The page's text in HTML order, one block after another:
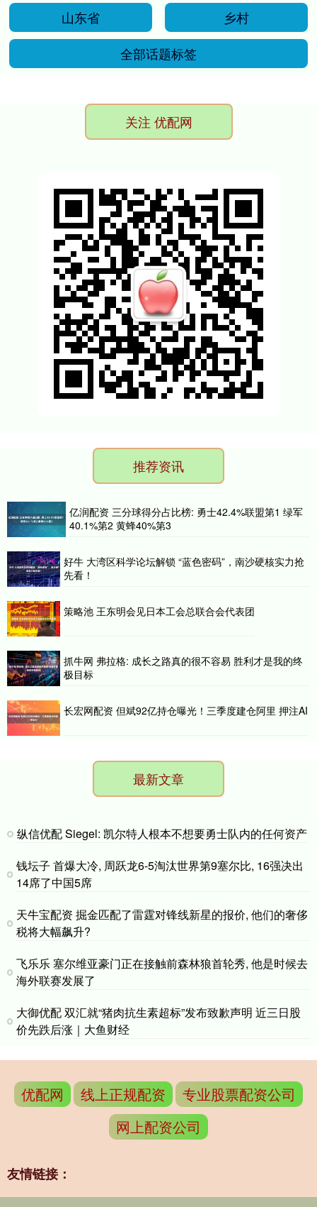
山东省
乡村
全部话题标签
关注 优配网
推荐资讯
亿润配资 三分球得分占比榜: 勇士42.4%联盟第1 绿军
40.1%第2 黄蜂40%第3
好牛 大湾区科学论坛解锁 “蓝色密码”，南沙硬核实力抢
先看！
策略池 王东明会见日本工会总联合会代表团
抓牛网 弗拉格: 成长之路真的很不容易 胜利才是我的终
极目标
长宏网配资 但斌92亿持仓曝光！三季度建仓阿里 押注AI
最新文章
纵信优配 Siegel: 凯尔特人根本不想要勇士队内的任何资产
钱坛子 首爆大冷, 周跃龙6-5淘汰世界第9塞尔比, 16强决出
14席了中国5席
天牛宝配资 掘金匹配了雷霆对锋线新星的报价, 他们的奢侈
税将大幅飙升?
飞乐乐 塞尔维亚豪门正在接触前森林狼首轮秀, 他是时候去
海外联赛发展了
大御优配 双汇就“猪肉抗生素超标”发布致歉声明 近三日股
价先跌后涨｜大鱼财经
优配网 线上正规配资
专业股票配资公司
网上配资公司
友情链接：